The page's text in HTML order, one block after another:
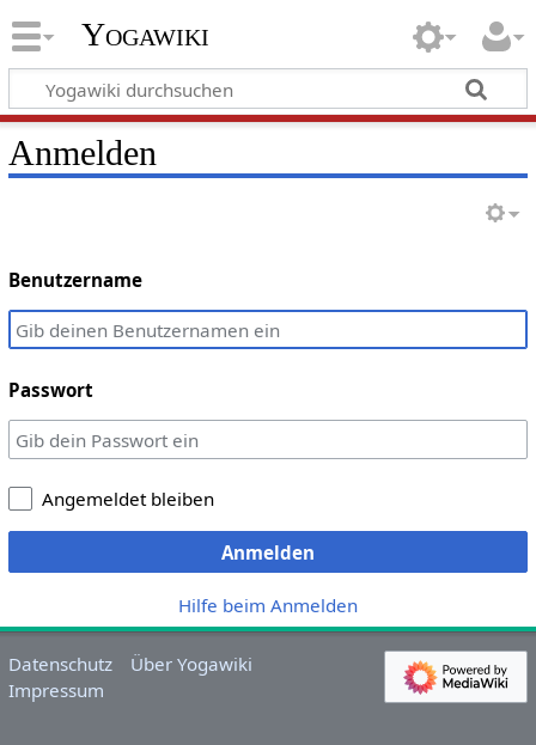
Yogawiki
Anmelden
Benutzername
Passwort
Angemeldet bleiben
Anmelden
Hilfe beim Anmelden
Datenschutz
Über Yogawiki
Impressum